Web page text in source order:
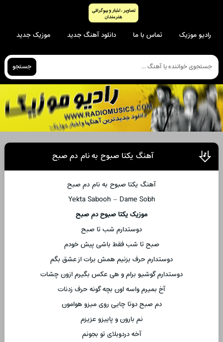
رادیو موزیک تماس با ما دانلود آهنگ جدید موزیک جدید
جستجو
آهنگ یکتا صبوح به نام دم صبح
آهنگ یکتا صبوح به نام دم صبح
Yekta Sabooh – Dame Sobh
موزیک یکتا صبوح دم صبح
دوستدارم شب تا صبح
صبح تا شب فقط باشی پیش خودم
دوستدارم حرف بزنیم همش برات از عشق بگم
دوستدارم گوشیو برام و هی عکس بگیرم ازون چشات
آخ بمیرم واسه اون بچه گونه حرف زدنات
دم صبح دوتا چایی روی میزو هوامون
نم بارون و پاییزو عزیزم
آخه دردوبلای تو بجونم